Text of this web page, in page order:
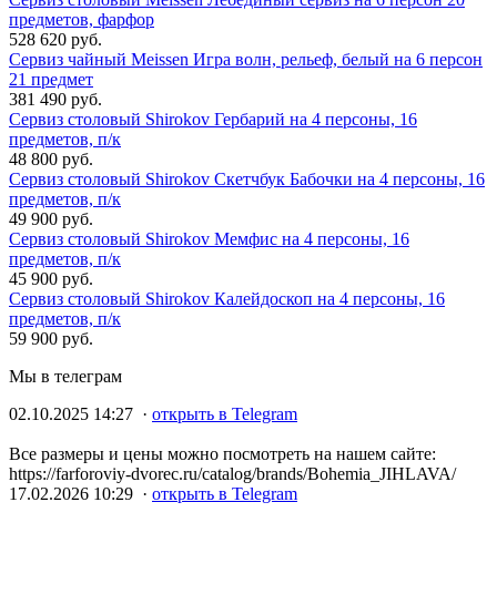
предметов, фарфор
528 620 руб.
Сервиз чайный Meissen Игра волн, рельеф, белый на 6 персон
21 предмет
381 490 руб.
Сервиз столовый Shirokov Гербарий на 4 персоны, 16
предметов, п/к
48 800 руб.
Сервиз столовый Shirokov Скетчбук Бабочки на 4 персоны, 16
предметов, п/к
49 900 руб.
Сервиз столовый Shirokov Мемфис на 4 персоны, 16
предметов, п/к
45 900 руб.
Сервиз столовый Shirokov Калейдоскоп на 4 персоны, 16
предметов, п/к
59 900 руб.
Мы в телеграм
02.10.2025 14:27 · открыть в Telegram
Все размеры и цены можно посмотреть на нашем сайте:
https://farforoviy-dvorec.ru/catalog/brands/Bohemia_JIHLAVA/
17.02.2026 10:29 · открыть в Telegram